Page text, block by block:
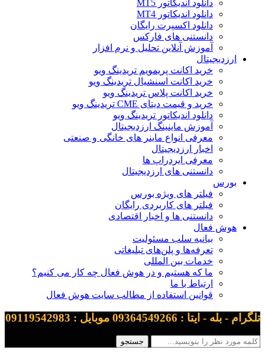
دانلود اندیکاتور MT5
دانلود اندیکاتور MT4
دانلود اکسپرت رایگان
دانستنی های فارکس
آموزش آنلاین تحلیل و نرم افزار
ارزدیجیتال
خرید اکانت پریمویم تریدینگ ویو
خرید اکانت اسنشیال تریدینگ ویو
خرید اکانت پلاس تریدینگ ویو
خرید و قیمت دیتای CME تریدینگ ویو
دانلود اندیکاتور تریدینگ ویو
آموزش ماینینگ ارزدیجیتال
معرفی انواع ماینر های خانگی و صنعتی
اخبار ارزدیجیتال
معرفی ایردراپ ها
دانستنی های ارزدیجیتال
بورس
فیلتر های ویژه بورس
فیلتر های کاربردی رایگان
دانستنی ها و اخبار اقتصادی
هوش فعال
بیانیه سلب مسئولیت
تعرفه‌ها و پلن‌های تبلیغاتی
خدمات بین المللی
ما که هستیم و در هوش فعال چه کار می کنیم؟
ارتباط با ما
قوانین استفاده از مطالب سایت هوش فعال
تلگرام - بله - ایتا : 09364549266 موبایل : 09119542983